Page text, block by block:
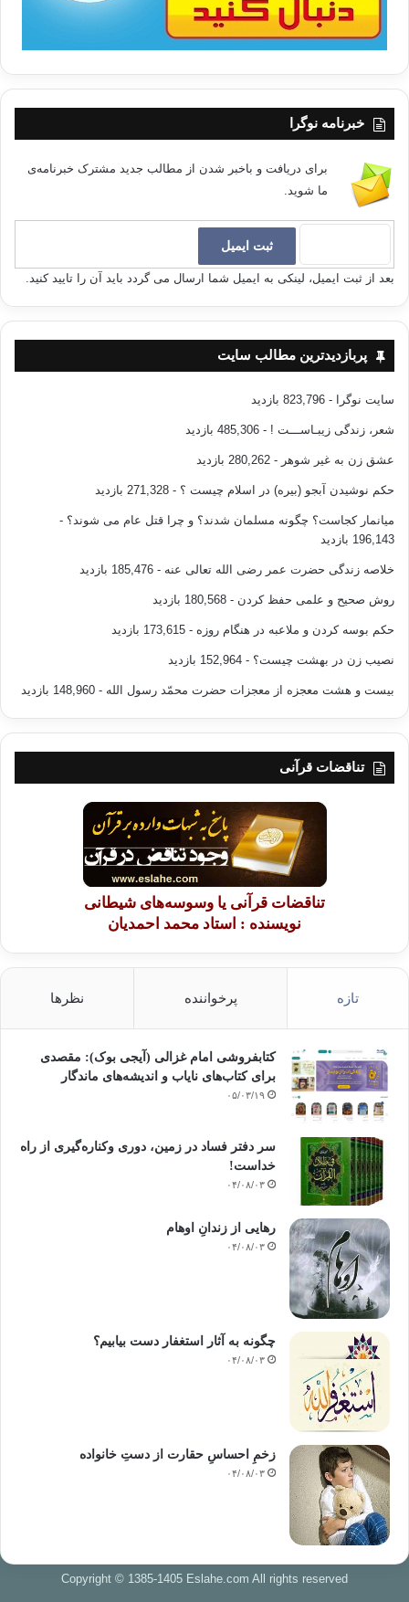
خبرنامه نوگرا
برای دریافت و باخبر شدن از مطالب جدید مشترک خبرنامه‌ی
ما شوید.
بعد از ثبت ایمیل، لینکی به ایمیل شما ارسال می گردد باید آن را تایید کنید.
پربازدیدترین مطالب سایت
سایت نوگرا - 823,796 بازدید
شعر، زندگی زیبـاســـت ! - 485,306 بازدید
عشق زن به غیر شوهر - 280,262 بازدید
حکم نوشیدن آبجو (بیره) در اسلام چیست ؟ - 271,328 بازدید
میانمار کجاست؟ چگونه مسلمان شدند؟ و چرا قتل عام می شوند؟ -
196,143 بازدید
خلاصه زندگی حضرت عمر رضی الله تعالی عنه - 185,476 بازدید
روش صحیح و علمی حفظ کردن - 180,568 بازدید
حکم بوسه کردن و ملاعبه در هنگام روزه - 173,615 بازدید
نصیب زن در بهشت چیست؟ - 152,964 بازدید
بیست و هشت معجزه از معجزات حضرت محمّد رسول الله - 148,960 بازدید
تناقضات قرآنی
تناقضات قرآنی یا وسوسه‌های شیطانی
نویسنده : استاد محمد احمدیان
تازه پرخواننده نظرها
کتابفروشی امام غزالی (آیجی بوک): مقصدی
برای کتاب‌های نایاب و اندیشه‌های ماندگار
۰۵/۰۳/۱۹
سر دفتر فساد در زمین‌، دوری وکناره‌گیری از راه
خداست‌!
۰۴/۰۸/۰۳
رهایی از زندانِ اوهام
۰۴/۰۸/۰۳
چگونه به آثار استغفار دست بیابیم؟
۰۴/۰۸/۰۳
زخمِ احساسِ حقارت از دستِ خانواده
۰۴/۰۸/۰۳
Copyright © 1385-1405 Eslahe.com All rights reserved